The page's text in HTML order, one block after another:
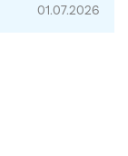
01.07.2026